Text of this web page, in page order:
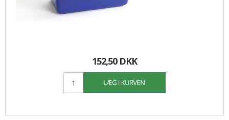
152,50 DKK